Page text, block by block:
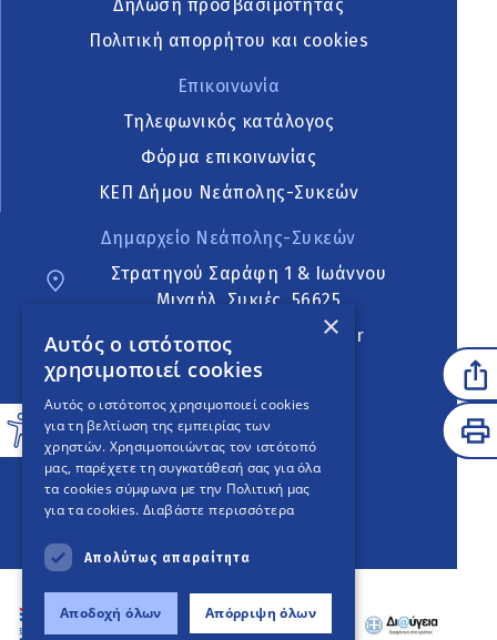
Δήλωση προσβασιμότητας
Πολιτική απορρήτου και cookies
Επικοινωνία
Τηλεφωνικός κατάλογος
Φόρμα επικοινωνίας
ΚΕΠ Δήμου Νεάπολης-Συκεών
Δημαρχείο Νεάπολης-Συκεών
Στρατηγού Σαράφη 1 & Ιωάννου
Μιχαήλ, Συκιές, 56625
neapoli.sykies@ddt.gov.gr
Ακολουθήστε
English Version
An project
×
Αυτός ο ιστότοπος
χρησιμοποιεί cookies
Αυτός ο ιστότοπος χρησιμοποιεί cookies
για τη βελτίωση της εμπειρίας των
χρηστών. Χρησιμοποιώντας τον ιστότοπό
μας, παρέχετε τη συγκατάθεσή σας για όλα
τα cookies σύμφωνα με την Πολιτική μας
για τα cookies. Διαβάστε περισσότερα
Απολύτως απαραίτητα
Αποδοχή όλων Απόρριψη όλων